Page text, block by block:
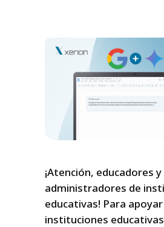
¡Atención, educadores y
administradores de
educativas! Para
instituciones